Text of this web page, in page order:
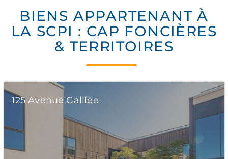
BIENS APPARTENANT À
LA SCPI : CAP FONCIÈRES
& TERRITOIRES
125 Avenue Galilée